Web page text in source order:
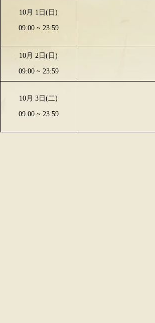
10 月 1 日( 日)
09:00 ~ 23:59
10 月 2 日( 日)
09:00 ~ 23:59
10 月 3 日(二)
09:00 ~ 23:59